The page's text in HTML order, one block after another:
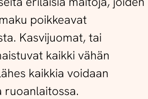
poikkeavat
Kasvijuomat, tai
kaikki vähän
kaikkia voidaan
ruoanlaitossa.